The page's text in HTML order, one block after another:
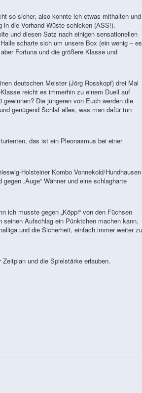
so sicher, also konnte ich etwas mithalten und
die Vorhand-Wüste schicken (ASS!).
und diesen Satz nach einigen sensationellen
scharte sich um unsere Box (ein wenig – es
Fortuna und die größere Klasse und
deutschen Meister (Jörg Rosskopf) drei Mal
reicht es immerhin zu einem Duell auf
Die jüngeren von Euch werden die
genügend Schlaf alles, was man dafür tun
das ist ein Pleonasmus bei einer
Holsteiner Kombo Vonnekold/Hundhausen
„Auge“ Wähner und eine schlagharte
ich musste gegen „Köppi“ von den Füchsen
Aufschlag ein Pünktchen machen kann,
und die Sicherheit, einfach immer weiter zu
und die Spielstärke erlauben.